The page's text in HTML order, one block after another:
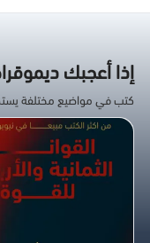
إذا أعجبك
كتب في مواضيع مختلفة